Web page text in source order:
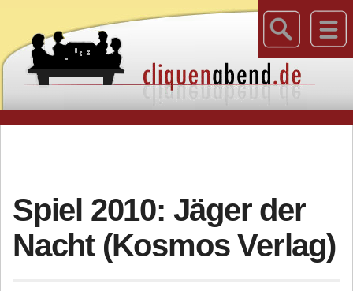
Spiel 2010: Jäger der
Nacht (Kosmos Verlag)